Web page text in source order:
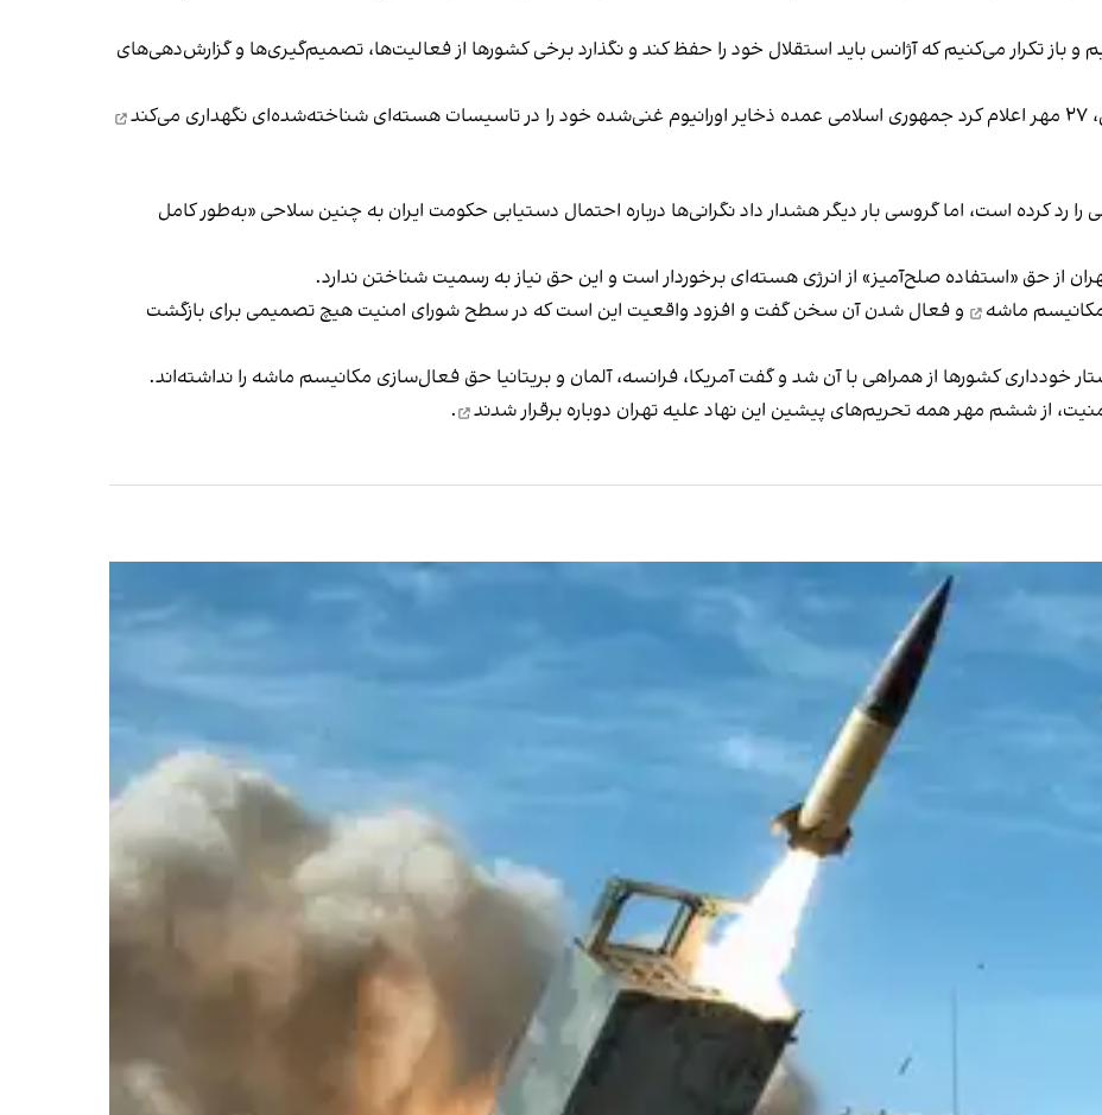
باز تکرار می‌کنیم که آژانس باید استقلال خود را حفظ کند و نگذارد برخی کشورها از فعالیت‌ها، تصمیم‌گیری‌ها و گزارش‌دهی‌های
نگهداری می‌کند
رد کرده است، اما گروسی بار دیگر هشدار داد نگرانی‌ها درباره‌ احتمال دستیابی حکومت ایران به چنین سلاحی «به‌طور کامل
از حق «استفاده صلح‌آمیز» از انرژی هسته‌ای برخوردار است و این حق نیاز به رسمیت شناختن ندارد.
ماشه
و فعال شدن آن سخن گفت و افزود واقعیت این است که در سطح شورای امنیت هیچ تصمیمی برای بازگشت
خودداری کشورها از همراهی با آن شد و گفت آمریکا، فرانسه، آلمان و بریتانیا حق فعال‌سازی مکانیسم ماشه را نداشته‌اند.
از ششم مهر همه تحریم‌های پیشین این نهاد علیه تهران دوباره برقرار شدند .